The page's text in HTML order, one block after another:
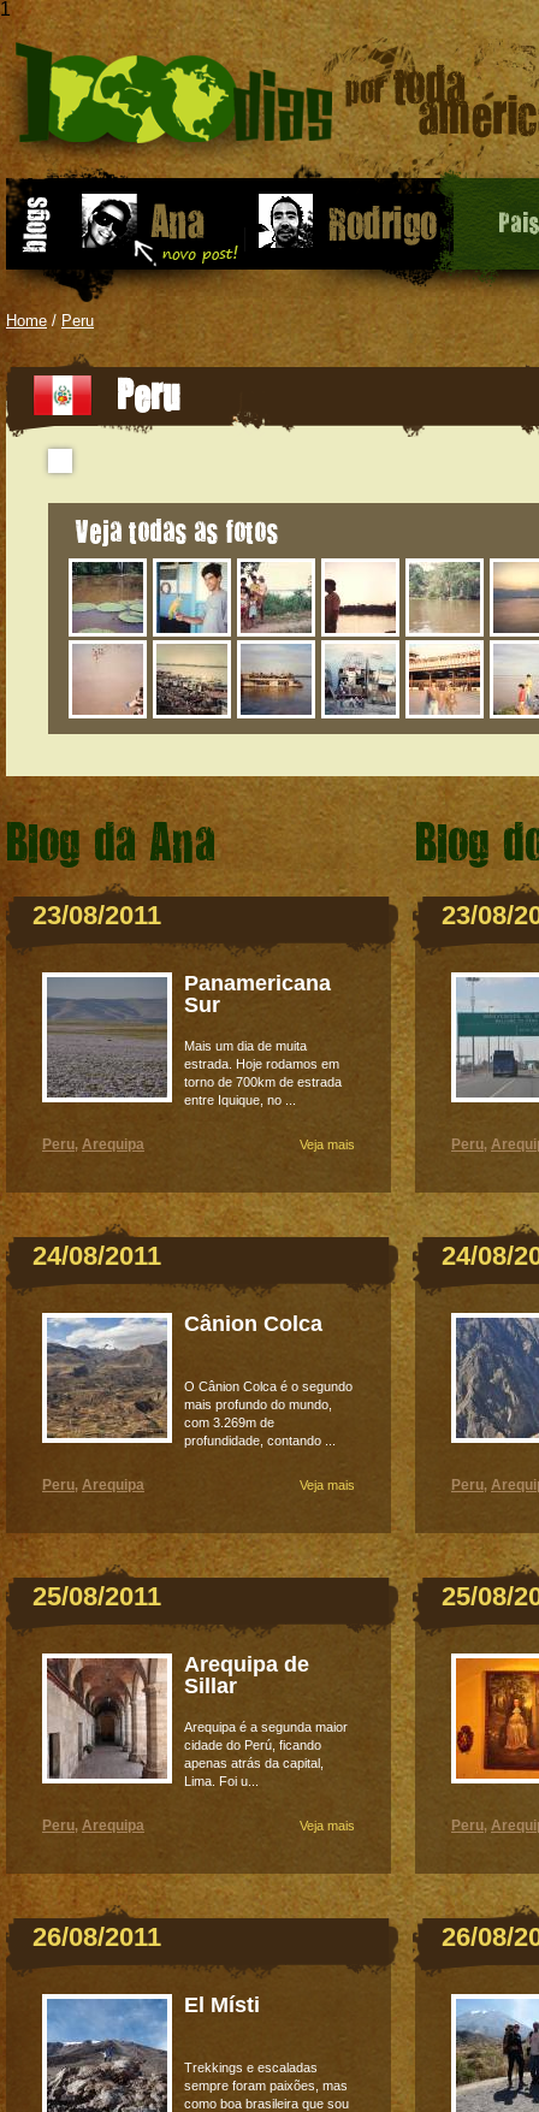
1
Home / Peru
Peru
Veja todas as fotos
Blog da Ana
23/08/2011
Panamericana
Sur
Mais um dia de muita
estrada. Hoje rodamos em
torno de 700km de estrada
entre Iquique, no ...
Veja mais
Peru, Arequipa
24/08/2011
Cânion Colca
O Cânion Colca é o segundo
mais profundo do mundo,
com 3.269m de
profundidade, contando ...
Veja mais
Peru, Arequipa
25/08/2011
Arequipa de
Sillar
Arequipa é a segunda maior
cidade do Perú, ficando
apenas atrás da capital,
Lima. Foi u...
Veja mais
Peru, Arequipa
26/08/2011
El Místi
Trekkings e escaladas
sempre foram paixões, mas
como boa brasileira que sou
Blog
23/08/
Peru,
24/08/
Peru,
25/08/
Peru,
26/08/